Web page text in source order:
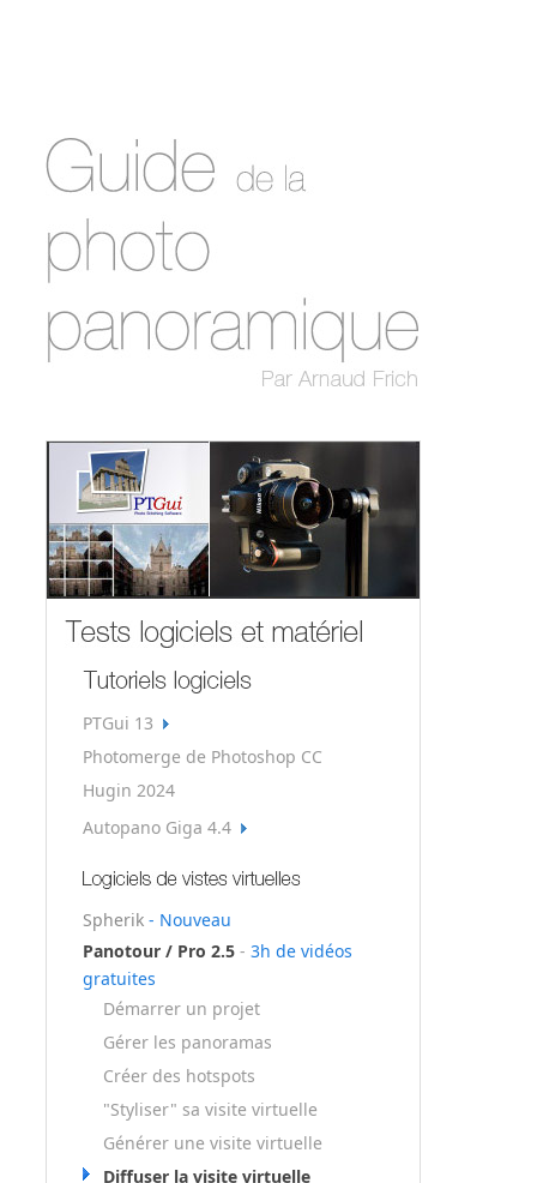
PTGui 13
Photomerge de Photoshop CC
Hugin 2024
Autopano Giga 4.4
Spherik - Nouveau
Panotour / Pro 2.5 - 3h de vidéos
gratuites
Démarrer un projet
Gérer les panoramas
Créer des hotspots
"Styliser" sa visite virtuelle
Générer une visite virtuelle
Diffuser la visite virtuelle